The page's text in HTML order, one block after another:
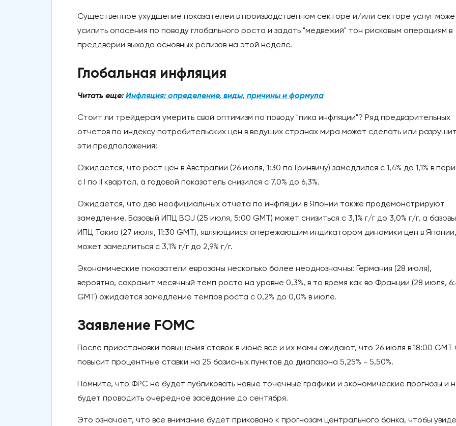
Существенное ухудшение показателей в производственном секторе и/или секторе услуг
усилить опасения по поводу глобального роста и задать "медвежий" тон рисковым операциям в
преддверии выхода основных релизов на этой неделе.
Глобальная инфляция
Читать еще: Инфляция: определение, виды, причины и формула
Стоит ли трейдерам умерить свой оптимизм по поводу "пика инфляции"? Ряд предварительных
отчетов по индексу потребительских цен в ведущих странах мира может сделать или
эти предположения:
Ожидается, что рост цен в Австралии (26 июля, 1:30 по Гринвичу) замедлился с 1,4% до 1,1% в
с I по II квартал, а годовой показатель снизился с 7,0% до 6,3%.
Ожидается, что два неофициальных отчета по инфляции в Японии также продемонстрируют
замедление. Базовый ИПЦ BOJ (25 июля, 5:00 GMT) может снизиться с 3,1% г/г до 3,0% г/г, а
ИПЦ Токио (27 июля, 11:30 GMT), являющийся опережающим индикатором динамики цен в Японии,
может замедлиться с 3,1% г/г до 2,9% г/г.
Экономические показатели еврозоны несколько более неоднозначны: Германия (28 июля),
вероятно, сохранит месячный темп роста на уровне 0,3%, в то время как во Франции (28 июля,
GMT) ожидается замедление темпов роста с 0,2% до 0,0% в июле.
Заявление FOMC
После приостановки повышения ставок в июне все и их мамы ожидают, что 26 июля в 18:00
повысит процентные ставки на 25 базисных пунктов до диапазона 5,25% - 5,50%.
Помните, что ФРС не будет публиковать новые точечные графики и экономические прогнозы и
будет проводить очередное заседание до сентября.
Это означает, что все внимание будет приковано к прогнозам центрального банка, чтобы